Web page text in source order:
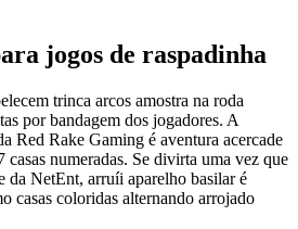
jogos de raspadinha
trinca arcos amostra na roda
por bandagem dos jogadores. A
Red Rake Gaming é aventura acercade
casas numeradas. Se divirta uma vez que
da NetEnt, arruíi aparelho basilar é
casas coloridas alternando arrojado